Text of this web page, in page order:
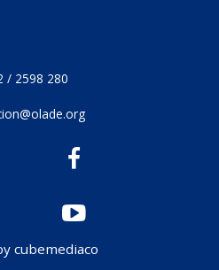
/ 2598 280
cubemediaco